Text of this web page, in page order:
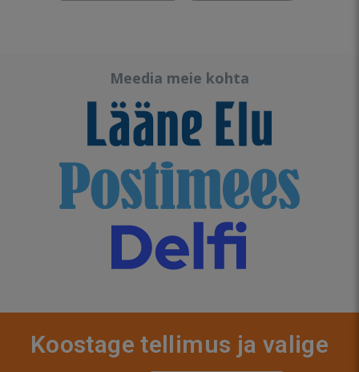
Meedia meie kohta
Koostage tellimus ja valige